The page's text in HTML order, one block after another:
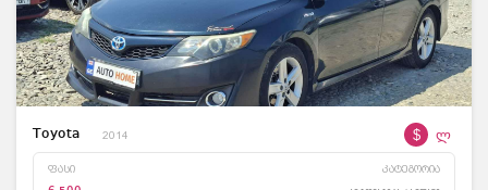
Toyota 2014 $ ლ
ფასი კატეგორია